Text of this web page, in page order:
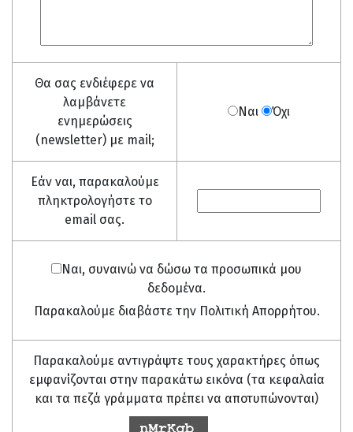
Θα σας ενδιέφερε να
λαμβάνετε
ενημερώσεις
(newsletter) με mail;
Ναι Όχι
Εάν ναι, παρακαλούμε
πληκτρολογήστε το
email σας.
Ναι, συναινώ να δώσω τα προσωπικά μου
δεδομένα.
Παρακαλούμε διαβάστε την Πολιτική Απορρήτου.
Παρακαλούμε αντιγράψτε τους χαρακτήρες όπως
εμφανίζονται στην παρακάτω εικόνα (τα κεφαλαία
και τα πεζά γράμματα πρέπει να αποτυπώνονται)